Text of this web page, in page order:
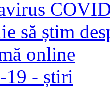
să știm